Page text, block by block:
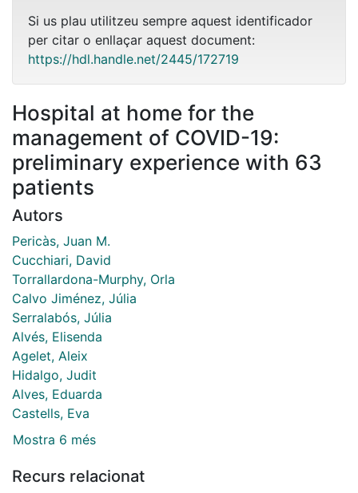
Si us plau utilitzeu sempre aquest identificador
per citar o enllaçar aquest document:
https://hdl.handle.net/2445/172719
Hospital at home for the
management of COVID-19:
preliminary experience with 63
patients
Autors
Pericàs, Juan M.
Cucchiari, David
Torrallardona-Murphy, Orla
Calvo Jiménez, Júlia
Serralabós, Júlia
Alvés, Elisenda
Agelet, Aleix
Hidalgo, Judit
Alves, Eduarda
Castells, Eva
Mostra 6 més
Recurs relacionat